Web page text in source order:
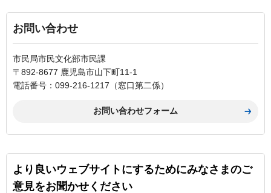
お問い合わせ
市民局市民文化部市民課
〒892-8677 鹿児島市山下町11-1
電話番号：099-216-1217（窓口第二係）
より良いウェブサイトにするためにみなさまのご
意見をお聞かせください